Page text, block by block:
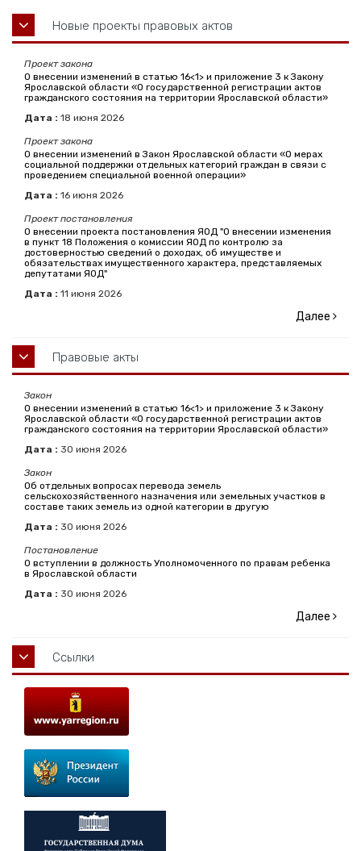
Новые проекты правовых актов
Проект закона
О внесении изменений в статью 16<1> и приложение 3 к Закону
Ярославской области «О государственной регистрации актов
гражданского состояния на территории Ярославской области»
Дата : 18 июня 2026
Проект закона
О внесении изменений в Закон Ярославской области «О мерах
социальной поддержки отдельных категорий граждан в связи с
проведением специальной военной операции»
Дата : 16 июня 2026
Проект постановления
О внесении проекта постановления ЯОД "О внесении изменения
в пункт 18 Положения о комиссии ЯОД по контролю за
достоверностью сведений о доходах, об имуществе и
обязательствах имущественного характера, представляемых
депутатами ЯОД"
Дата : 11 июня 2026
Далее
Правовые акты
Закон
О внесении изменений в статью 16<1> и приложение 3 к Закону
Ярославской области «О государственной регистрации актов
гражданского состояния на территории Ярославской области»
Дата : 30 июня 2026
Закон
Об отдельных вопросах перевода земель
сельскохозяйственного назначения или земельных участков в
составе таких земель из одной категории в другую
Дата : 30 июня 2026
Постановление
О вступлении в должность Уполномоченного по правам ребенка
в Ярославской области
Дата : 30 июня 2026
Далее
Ссылки